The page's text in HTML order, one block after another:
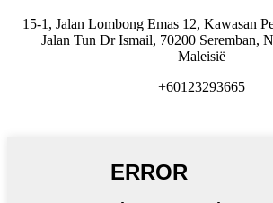
15-1, Jalan Lombong Emas 12, Kawasan
Jalan Tun Dr Ismail, 70200 Seremban,
Maleisië
+60123293665